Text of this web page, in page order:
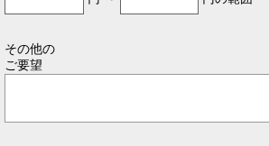
その他の
ご要望